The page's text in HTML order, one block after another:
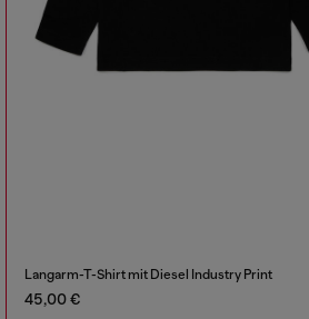
Langarm-T-Shirt mit Diesel Industry Print
45,00 €